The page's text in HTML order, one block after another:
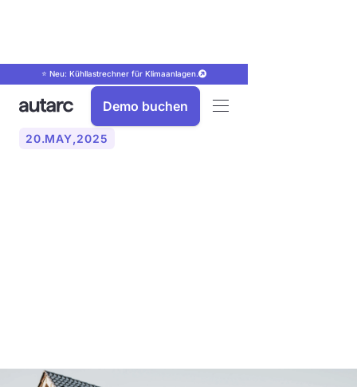
⭐ Neu: Kühllastrechner für Klimaanlagen.
Demo buchen
20.MAY,2025